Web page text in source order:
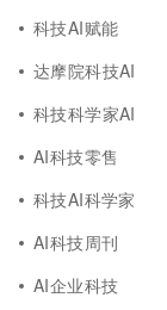
科技AI赋能
达摩院科技AI
科技科学家AI
AI科技零售
科技AI科学家
AI科技周刊
AI企业科技